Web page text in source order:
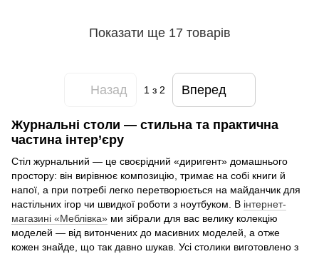
Показати ще 17 товарів
Назад 1з 2 Вперед
Журнальні столи — стильна та практична
частина інтер’єру
Стіл журнальний — це своєрідний «диригент» домашнього
простору: він вирівнює композицію, тримає на собі книги й
напої, а при потребі легко перетворюється на майданчик для
настільних ігор чи швидкої роботи з ноутбуком. В інтернет-
магазині «Меблівка» ми зібрали для вас велику колекцію
моделей — від витончених до масивних моделей, а отже
кожен знайде, що так давно шукав. Усі столики виготовлено з